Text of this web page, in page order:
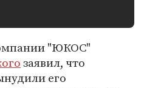
"ЮКОС"
заявил, что
его